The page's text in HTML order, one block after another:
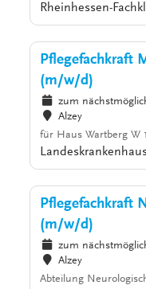
Rheinhessen-
Pflegefachkraft
(m/w/d)
zum
Alzey
für Haus Wartberg W
Pflegefachkraft
(m/w/d)
zum
Alzey
Abteilung